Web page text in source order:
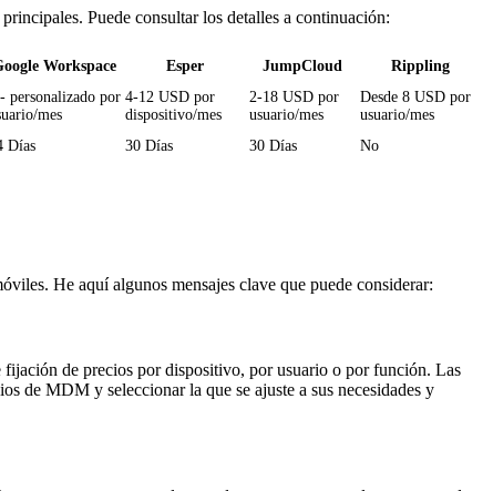
Puede consultar los detalles a continuación:
Workspace Esper JumpCloud Rippling
personalizado por
mes
4-12 USD por
dispositivo/mes
2-18 USD por
usuario/mes
Desde 8 USD por
usuario/mes
Días 30 Días 30 Días No
He aquí algunos mensajes clave que puede considerar:
de precios por dispositivo, por usuario o por función. Las
de MDM y seleccionar la que se ajuste a sus necesidades y